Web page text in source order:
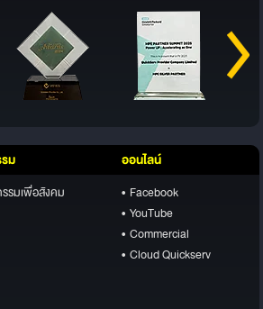
ม
รมเพื่อสังคม
ออนไลน์
• Facebook
• YouTube
• Commercial
• Cloud Quickserv